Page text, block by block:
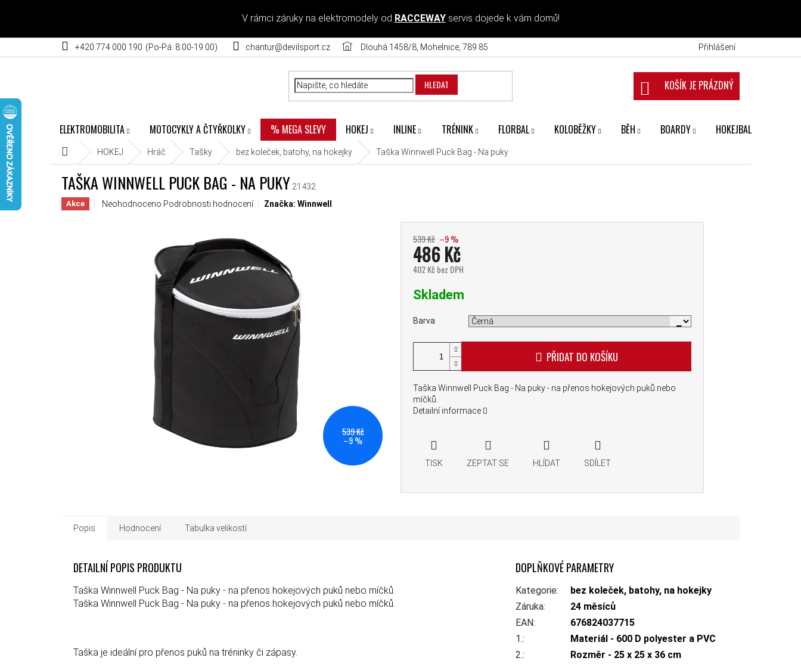
V rámci záruky na elektromodely od RACCEWAYservis dojede k vám domů!
+420 774 000 190 chantur@devilsport.cz Dlouhá 1458/8, Mohelnice, 789 85 Přihlášení
HLEDAT NÁKUPNÍ KOŠÍK
ELEKTROMOBILITA MOTOCYKLY A ČTYŘKOLKY % MEGA SLEVY HOKEJ INLINE TRÉNINK FLORBAL KOLOBĚŽKY BĚH BOARDY HOKEJBAL
Domů HOKEJ Hráč Tašky bez koleček, batohy, na hokejky Taška Winnwell Puck Bag - Na puky
TAŠKA WINNWELL PUCK BAG - NA PUKY 21432
Akce Průměrné hodnocení produktu je 0,0 z 5 hvězdiček.
Neohodnoceno Podrobnosti hodnocení Značka: Winnwell
539 Kč
–9 %
539 Kč –9 %
486 Kč
402 Kč bez DPH
Skladem
Barva
PŘIDAT DO KOŠÍKU
Taška Winnwell Puck Bag - Na puky - na přenos hokejových puků nebo
míčků.
Detailní informace
TISK ZEPTAT SE HLÍDAT SDÍLET
Popis Hodnocení Tabulka velikostí
DETAILNÍ POPIS PRODUKTU
Taška Winnwell Puck Bag - Na puky - na přenos hokejových puků nebo míčků.
Taška Winnwell Puck Bag - Na puky - na přenos hokejových puků nebo míčků.
Taška je ideální pro přenos puků na tréninky či zápasy.
DOPLŇKOVÉ PARAMETRY
Kategorie:
bez koleček, batohy, na hokejky
Záruka:
24 měsíců
EAN:
676824037715
1.:
Materiál - 600 D polyester a PVC
2.:
Rozměr - 25 x 25 x 36 cm